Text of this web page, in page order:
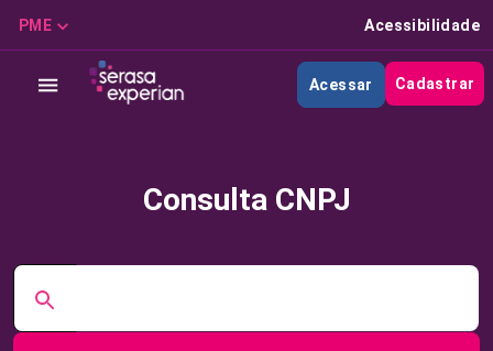
PME Acessibilidade
Acessar Cadastrar
Consulta CNPJ